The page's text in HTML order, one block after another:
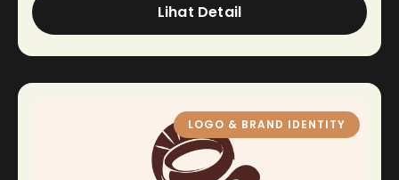
Lihat Detail
LOGO & BRAND IDENTITY